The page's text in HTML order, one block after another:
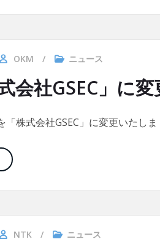
OKM ニュース
会社GSEC」に
株式会社GSEC」に変更いたしま
名を「株式会社GSEC」に変更しました
NTK ニュース